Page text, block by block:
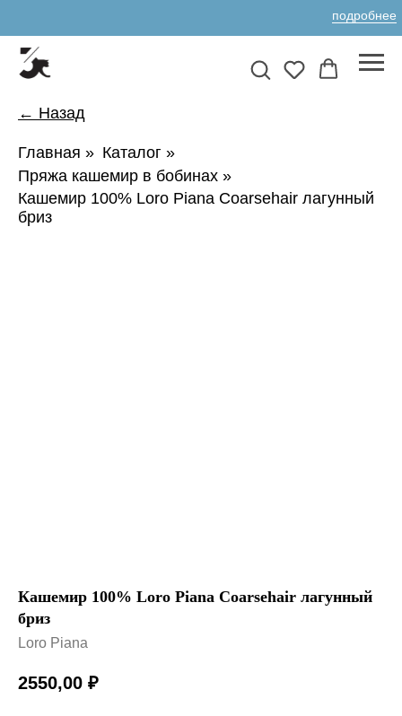
подробнее
← Назад
Главная » Каталог »
Пряжа кашемир в бобинах »
Кашемир 100% Loro Piana Coarsehair лагунный
бриз
Кашемир 100% Loro Piana Coarsehair лагунный
бриз
Loro Piana
2550,00 ₽